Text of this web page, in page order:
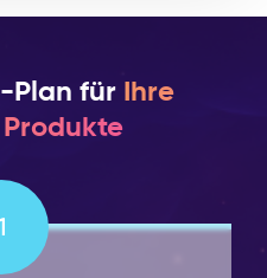
Plan für Ihre